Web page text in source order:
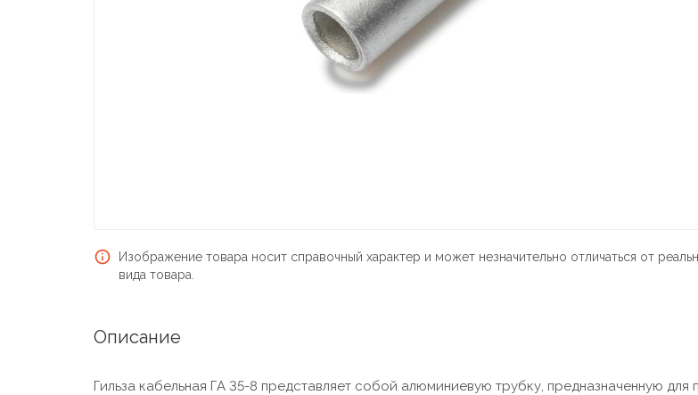
Изображение товара носит справочный характер и может незначительно отличаться от
вида товара.
Описание
Гильза кабельная ГА 35-8 представляет собой алюминиевую трубку, предназначенную